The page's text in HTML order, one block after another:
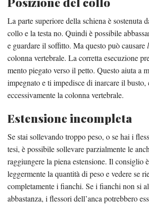
La parte superiore della schiena è sostenuta
collo e la testa no. Quindi è possibile
e guardare il soffitto. Ma questo può causare
colonna vertebrale. La corretta esecuzione
mento piegato verso il petto. Questo aiuta a
impegnato e ti impedisce di inarcare il busto,
eccessivamente la colonna vertebrale.
Estensione incompleta
Se stai sollevando troppo peso, o se hai i
tesi, è possibile sollevare parzialmente le
raggiungere la piena estensione. Il consiglio
leggermente la quantità di peso e vedere se
completamente i fianchi. Se i fianchi non si
abbastanza, i flessori dell’anca potrebbero